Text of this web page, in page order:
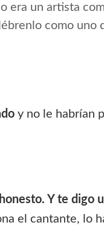
era un artista
como uno
y no le habrían
Y te digo
el cantante, lo